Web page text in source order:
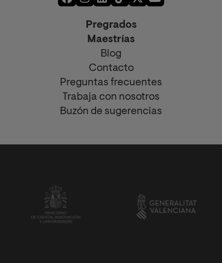
Pregrados
Maestrías
Blog
Contacto
Preguntas frecuentes
Trabaja con nosotros
Buzón de sugerencias